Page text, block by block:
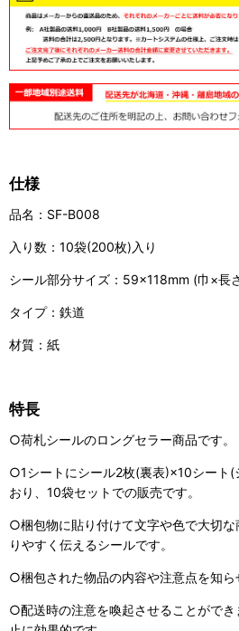
仕様
品名：SF-B008
入り数：10袋(200枚)入り
シール部分サイズ：59×118mm (巾×長
タイプ：鉄道
材質：紙
特長
○荷札シールのロングセラー商品です。
○1シートにシール2枚(裏表)×10シート(
おり、10袋セットでの販売です。
○梱包物に貼り付けて文字や色で大切
りやすく伝えるシールです。
○梱包された物品の内容や注意点を知ら
○配送時の注意を喚起させることがで